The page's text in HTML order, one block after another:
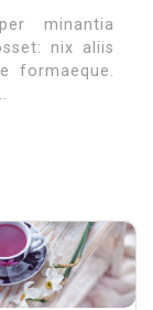
minantia
nix aliis
formaeque.